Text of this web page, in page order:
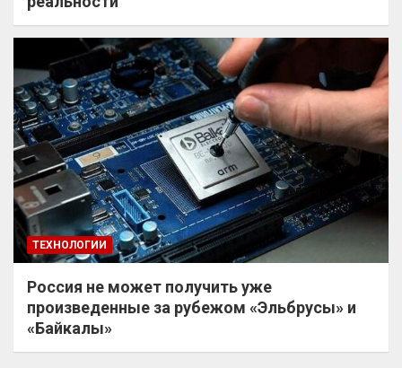
ТЕХНОЛОГИИ
Россия не может получить уже
произведенные за рубежом «Эльбрусы» и
«Байкалы»